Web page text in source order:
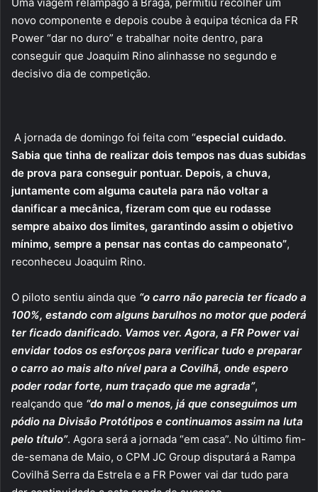
novo componente e depois coube à equipa técnica da FR
Power “dar no duro” e trabalhar noite dentro, para
conseguir que Joaquim Rino alinhasse no segundo e
decisivo dia de competição.
A jornada de domingo foi feita com “especial cuidado.
Sabia que tinha de realizar dois tempos nas duas subidas
de prova para conseguir pontuar. Depois, a chuva,
juntamente com alguma cautela para não voltar a
danificar a mecânica, fizeram com que eu rodasse
sempre abaixo dos limites, garantindo assim o objetivo
mínimo, sempre a pensar nas contas do campeonato”,
reconheceu Joaquim Rino.
O piloto sentiu ainda que “o carro não parecia ter ficado a
100%, estando com alguns barulhos no motor que poderá
ter ficado danificado. Vamos ver. Agora, a FR Power vai
envidar todos os esforços para verificar tudo e preparar
o carro ao mais alto nível para a Covilhã, onde espero
poder rodar forte, num traçado que me agrada”,
realçando que “do mal o menos, já que conseguimos um
pódio na Divisão Protótipos e continuamos assim na luta
pelo título”. Agora será a jornada “em casa”. No último fim-
de-semana de Maio, o CPM JC Group disputará a Rampa
Covilhã Serra da Estrela e a FR Power vai dar tudo para